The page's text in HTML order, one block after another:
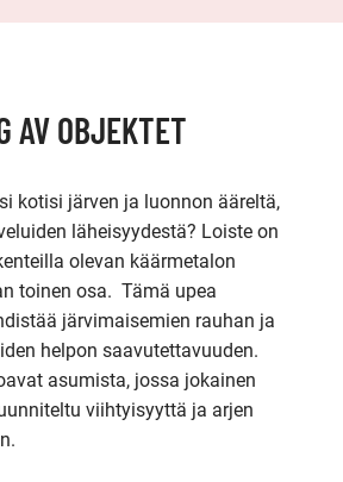
AV OBJEKTET
kotisi järven ja luonnon ääreltä,
läheisyydestä? Loiste on
olevan käärmetalon
toinen osa.  Tämä upea
järvimaisemien rauhan ja
helpon saavutettavuuden.
asumista, jossa jokainen
viihtyisyyttä ja arjen